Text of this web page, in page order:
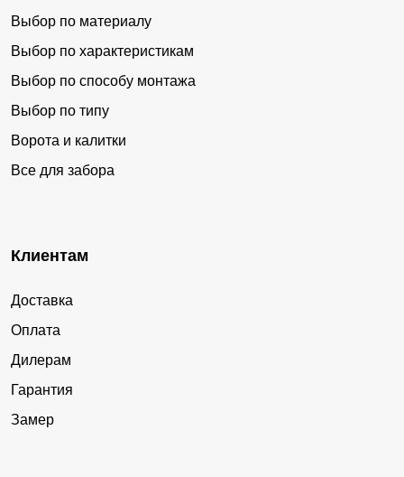
Выбор по материалу
Выбор по характеристикам
Выбор по способу монтажа
Выбор по типу
Ворота и калитки
Все для забора
Клиентам
Доставка
Оплата
Дилерам
Гарантия
Замер